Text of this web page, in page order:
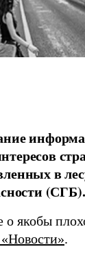
в
(СГБ).
о якобы
.